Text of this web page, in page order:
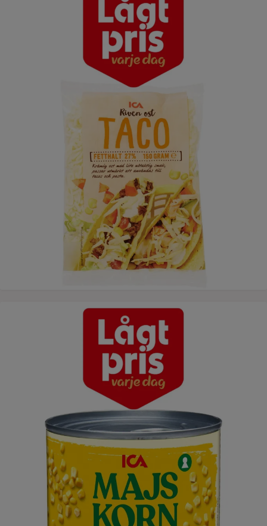
En konservburk med majskorn visas bredvid ett lågprismärke.